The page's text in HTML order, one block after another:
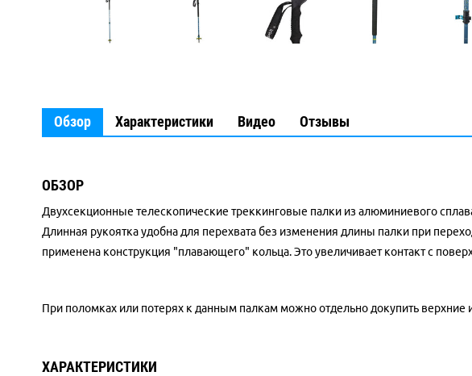
Обзор Характеристики Видео Отзывы
ОБЗОР
Двухсекционные телескопические треккинговые палки из алюминиевого
Длинная рукоятка удобна для перехвата без изменения длины палки при
применена конструкция "плавающего" кольца. Это увеличивает контакт с
При поломках или потерях к данным палкам можно отдельно докупить
ХАРАКТЕРИСТИКИ